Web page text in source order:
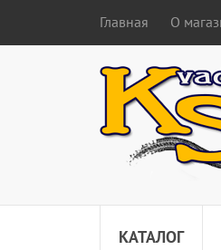
Главная О
КАТАЛОГ